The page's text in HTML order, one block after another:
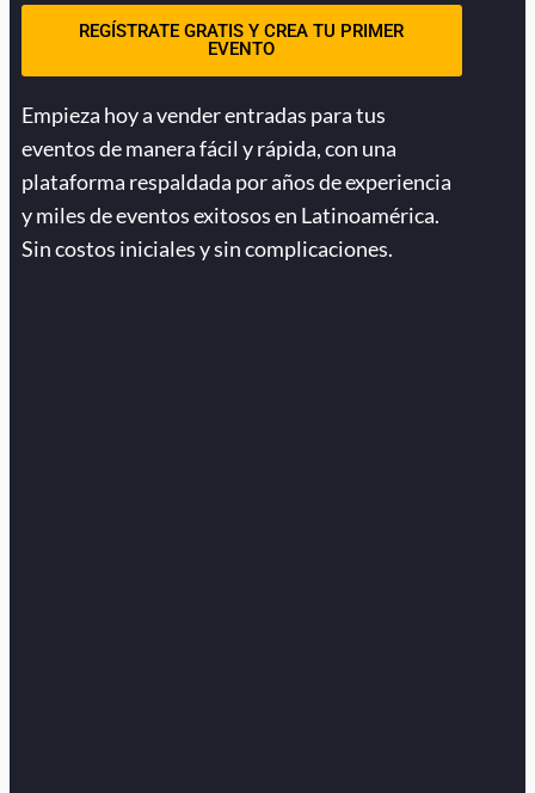
REGÍSTRATE GRATIS Y CREA TU PRIMER
EVENTO
Empieza hoy a vender entradas para tus
eventos de manera fácil y rápida, con una
plataforma respaldada por años de experiencia
y miles de eventos exitosos en Latinoamérica.
Sin costos iniciales y sin complicaciones.